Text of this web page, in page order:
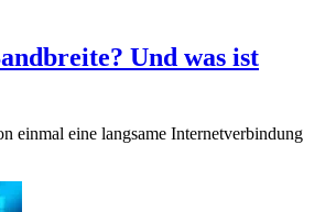
Und was ist
einmal eine langsame Internetverbindung